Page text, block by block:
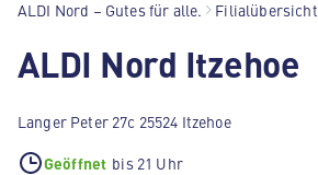
ALDI Nord – Gutes für alle. Filialübersicht
ALDI Nord Itzehoe
Langer Peter 27c 25524 Itzehoe
Geöffnet bis 21 Uhr